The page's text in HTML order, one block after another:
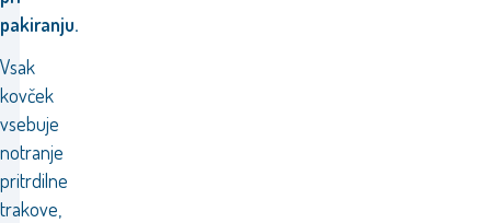
pakiranju.
Vsak
kovček
vsebuje
notranje
pritrdilne
trakove,